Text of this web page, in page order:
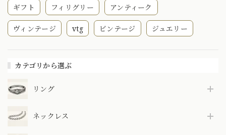
ギフト フィリグリー アンティーク
ヴィンテージ vtg ビンテージ ジュエリー
カテゴリから選ぶ
リング
ネックレス